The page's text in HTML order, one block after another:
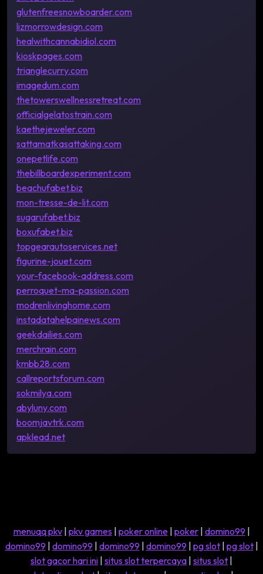
glutenfreesnowboarder.com
lizmorrowdesign.com
healwithcannabidiol.com
kioskpages.com
trianglecurry.com
imagedum.com
thetowerswellnessretreat.com
officialgelatostrain.com
kaethejeweler.com
sattamatkasattaking.com
onepetlife.com
thebillboardexperiment.com
beachufabet.biz
mon-tresse-de-lit.com
sugarufabet.biz
boxufabet.biz
topgearautoservices.net
figurine-jouet.com
your-facebook-address.com
perroquet-ma-passion.com
modrenlivinghome.com
instadatahelpainews.com
geekdailies.com
merchrain.com
kmbb28.com
callreportsforum.com
sokmilya.com
abyluny.com
boomjavtrk.com
apklead.net
menuqq pkv| pkv games| poker online| poker| domino99|
domino99| domino99| domino99| domino99| pg slot| pg slot|
slot gacor hari ini situs slot terpercaya situs slot